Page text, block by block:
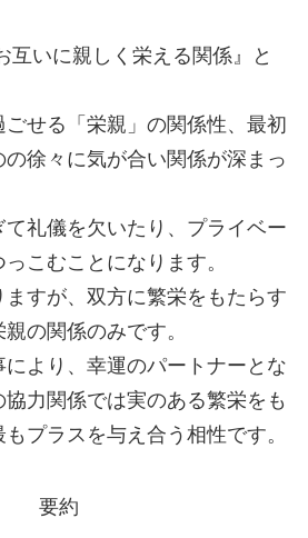
互いに親しく栄える関係』と
せる「栄親」の関係性、最初
徐々に気が合い関係が深まっ
て礼儀を欠いたり、プライベー
こむことになります。
すが、双方に繁栄をもたらす
の関係のみです。
より、幸運のパートナーとな
協力関係では実のある繁栄をも
プラスを与え合う相性です。
要約